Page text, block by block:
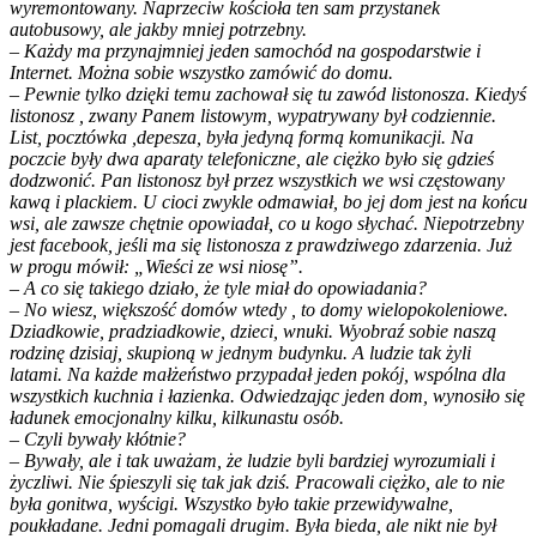
wyremontowany. Naprzeciw kościoła ten sam przystanek
autobusowy, ale jakby mniej potrzebny.
– Każdy ma przynajmniej jeden samochód na gospodarstwie i
Internet. Można sobie wszystko zamówić do domu.
– Pewnie tylko dzięki temu zachował się tu zawód listonosza. Kiedyś
listonosz , zwany Panem listowym, wypatrywany był codziennie.
List, pocztówka ,depesza, była jedyną formą komunikacji. Na
poczcie były dwa aparaty telefoniczne, ale ciężko było się gdzieś
dodzwonić. Pan listonosz był przez wszystkich we wsi częstowany
kawą i plackiem. U cioci zwykle odmawiał, bo jej dom jest na końcu
wsi, ale zawsze chętnie opowiadał, co u kogo słychać. Niepotrzebny
jest facebook, jeśli ma się listonosza z prawdziwego zdarzenia. Już
w progu mówił: „Wieści ze wsi niosę”.
– A co się takiego działo, że tyle miał do opowiadania?
– No wiesz, większość domów wtedy , to domy wielopokoleniowe.
Dziadkowie, pradziadkowie, dzieci, wnuki. Wyobraź sobie naszą
rodzinę dzisiaj, skupioną w jednym budynku. A ludzie tak żyli
latami. Na każde małżeństwo przypadał jeden pokój, wspólna dla
wszystkich kuchnia i łazienka. Odwiedzając jeden dom, wynosiło się
ładunek emocjonalny kilku, kilkunastu osób.
– Czyli bywały kłótnie?
– Bywały, ale i tak uważam, że ludzie byli bardziej wyrozumiali i
życzliwi. Nie śpieszyli się tak jak dziś. Pracowali ciężko, ale to nie
była gonitwa, wyścigi. Wszystko było takie przewidywalne,
poukładane. Jedni pomagali drugim. Była bieda, ale nikt nie był